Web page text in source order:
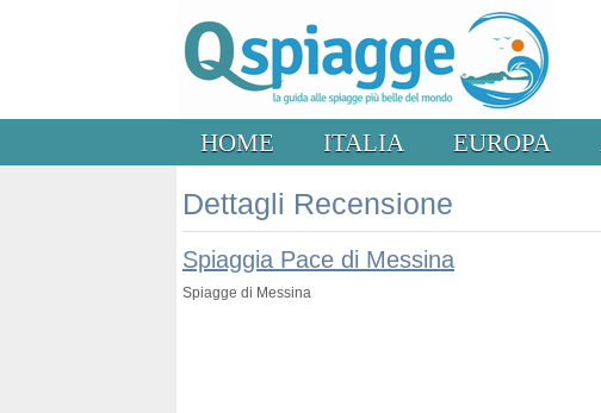
HOME ITALIA EUROPA
Dettagli Recensione
Spiaggia Pace di Messina
Spiagge di Messina